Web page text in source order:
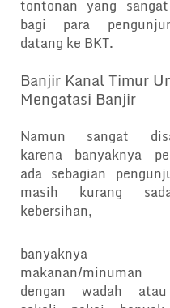
tontonan yang
bagi para
datang ke BKT.
Banjir Kanal Timur
Mengatasi Banjir
Namun sangat
karena banyaknya
ada sebagian
masih kurang
kebersihan,
banyaknya
makanan/
dengan wadah